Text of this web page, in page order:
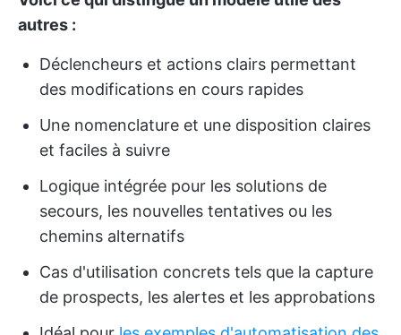
autres :
Déclencheurs et actions clairs permettant
des modifications en cours rapides
Une nomenclature et une disposition claires
et faciles à suivre
Logique intégrée pour les solutions de
secours, les nouvelles tentatives ou les
chemins alternatifs
Cas d'utilisation concrets tels que la capture
de prospects, les alertes et les approbations